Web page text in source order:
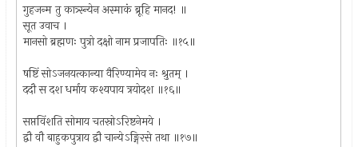
गुहजन्म तु कात्र्स्न्येन अस्माकं ब्रूहि मानद! ॥
सूत उवाच ।
मानसो ब्रह्मणः पुत्रो दक्षो नाम प्रजापतिः ॥१५॥
षष्टिं सोऽजनयत्कान्या वैरिण्यामेव नः श्रुतम् ।
ददौ स दश धर्माय कश्यपाय त्रयोदश ॥१६॥
सप्तविंशति सोमाय चतस्रोऽरिष्टनेमये ।
द्वौ वौ बाहुकपुत्राय द्वौ चान्येऽङ्गिरसे तथा ॥१७॥